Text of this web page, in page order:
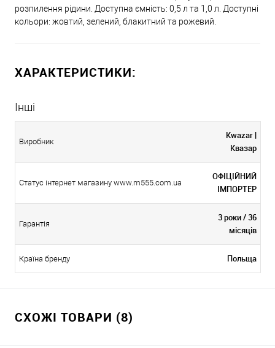
розпилення рідини. Доступна ємність: 0,5 л та 1,0 л. Доступні
кольори: жовтий, зелений, блакитний та рожевий.
ХАРАКТЕРИСТИКИ:
Інші
Виробник
Kwazar |
Квазар
Статус інтернет магазину www.m555.com.ua
ОФІЦІЙНИЙ
ІМПОРТЕР
Гарантія
3 роки / 36
місяців
Країна бренду Польща
СХОЖІ ТОВАРИ (8)